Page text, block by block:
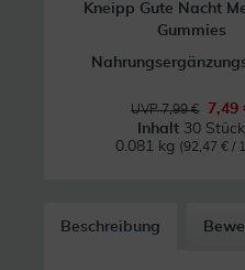
Kneipp Gute Nacht
Gummies
UVP 7,99 €
7,49
Inhalt 30 Stück
0.081 kg (92,47 € /
Beschreibung